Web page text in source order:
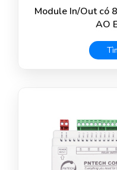
Module In/Out có
AO